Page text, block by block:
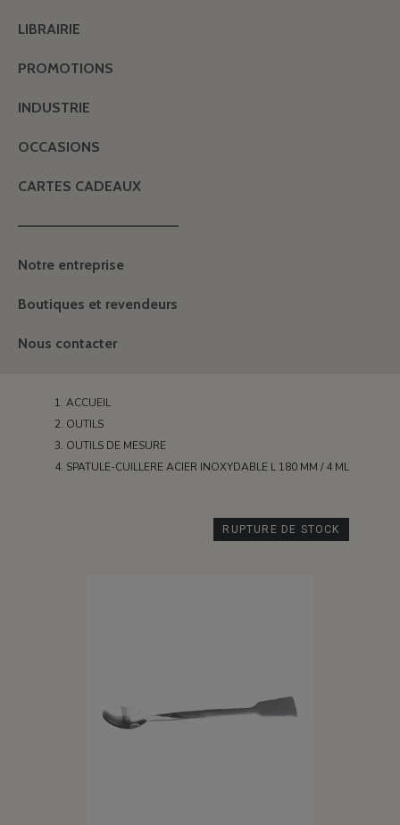
LIBRAIRIE
PROMOTIONS
INDUSTRIE
OCCASIONS
CARTES CADEAUX
———————————————
Notre entreprise
Boutiques et revendeurs
Nous contacter
ACCUEIL
OUTILS
OUTILS DE MESURE
SPATULE-CUILLERE ACIER INOXYDABLE L 180 MM / 4 ML
RUPTURE DE STOCK